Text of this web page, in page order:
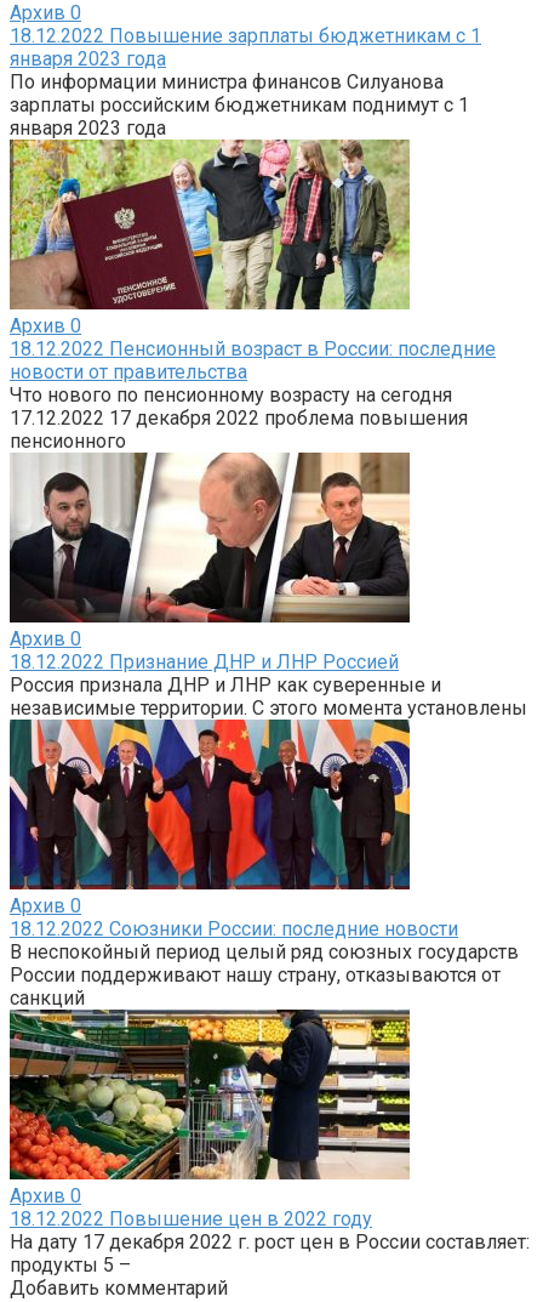
Архив 0
18.12.2022 Повышение зарплаты бюджетникам с 1
января 2023 года
По информации министра финансов Силуанова
зарплаты российским бюджетникам поднимут с 1
января 2023 года
Архив 0
18.12.2022 Пенсионный возраст в России: последние
новости от правительства
Что нового по пенсионному возрасту на сегодня
17.12.2022 17 декабря 2022 проблема повышения
пенсионного
Архив 0
18.12.2022 Признание ДНР и ЛНР Россией
Россия признала ДНР и ЛНР как суверенные и
независимые территории. С этого момента установлены
Архив 0
18.12.2022 Союзники России: последние новости
В неспокойный период целый ряд союзных государств
России поддерживают нашу страну, отказываются от
санкций
Архив 0
18.12.2022 Повышение цен в 2022 году
На дату 17 декабря 2022 г. рост цен в России составляет:
продукты 5 –
Добавить комментарий